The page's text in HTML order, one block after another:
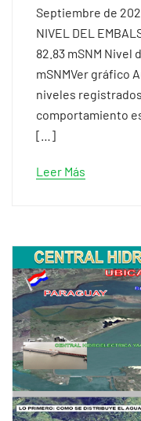
Septiembre de
NIVEL DEL
82.83 mSNM Nivel
mSNMVer gráfico
niveles
comportamiento
[…]
Leer Más